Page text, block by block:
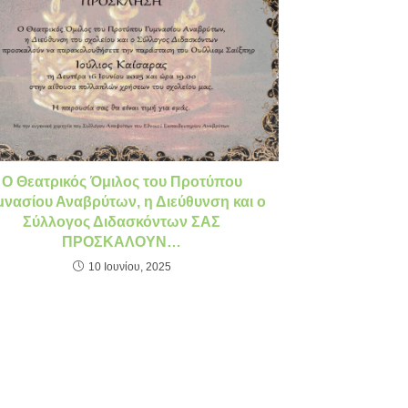
Ο Θεατρικός Όμιλος του Προτύπου
Αναβρύτων, η Διεύθυνση και ο
Σύλλογος Διδασκόντων ΣΑΣ
ΠΡΟΣΚΑΛΟΥΝ…
10 Ιουνίου, 2025